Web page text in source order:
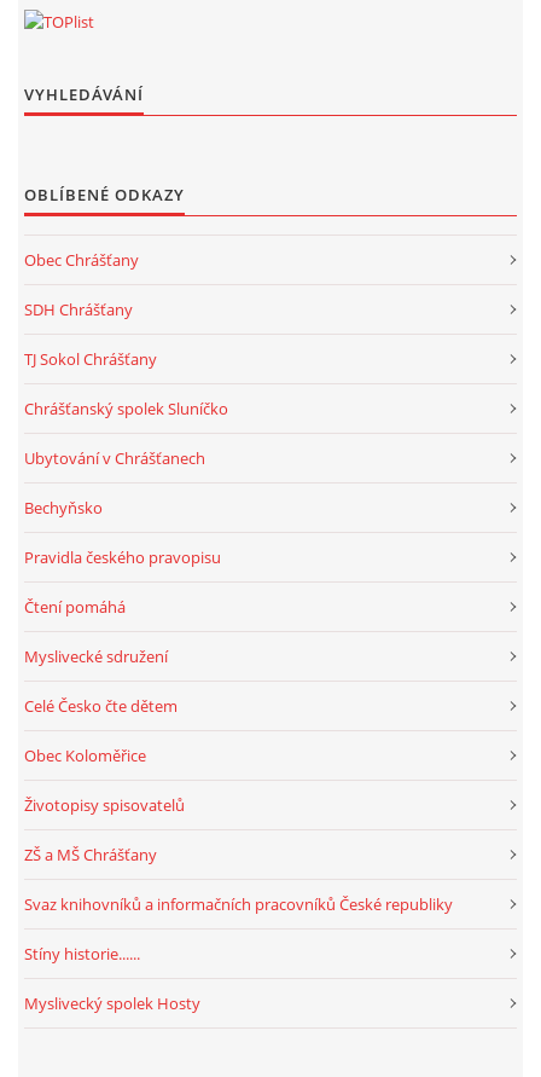
VYHLEDÁVÁNÍ
OBLÍBENÉ ODKAZY
Obec Chrášťany
SDH Chrášťany
TJ Sokol Chrášťany
Chrášťanský spolek Sluníčko
Ubytování v Chrášťanech
Bechyňsko
Pravidla českého pravopisu
Čtení pomáhá
Myslivecké sdružení
Celé Česko čte dětem
Obec Koloměřice
Životopisy spisovatelů
ZŠ a MŠ Chrášťany
Svaz knihovníků a informačních pracovníků České republiky
Stíny historie......
Myslivecký spolek Hosty